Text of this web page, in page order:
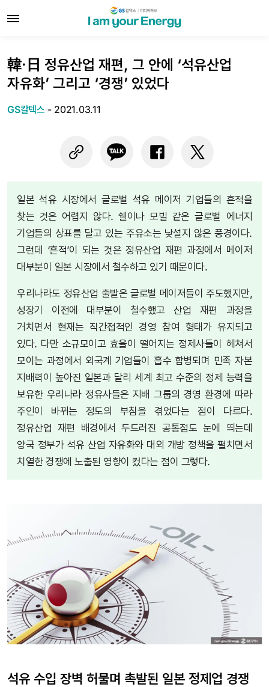
韓·日 정유산업 재편, 그 안에 ‘석유산업
자유화’ 그리고 ‘경쟁’ 있었다
GS칼텍스 - 2021.03.11
일본 석유 시장에서 글로벌 석유 메이저 기업들의 흔적을
찾는 것은 어렵지 않다. 쉘이나 모빌 같은 글로벌 에너지
기업들의 상표를 달고 있는 주유소는 낯설지 않은 풍경이다.
그런데 ‘흔적’이 되는 것은 정유산업 재편 과정에서 메이저
대부분이 일본 시장에서 철수하고 있기 때문이다.
우리나라도 정유산업 출발은 글로벌 메이저들이 주도했지만,
성장기 이전에 대부분이 철수했고 산업 재편 과정을
거치면서 현재는 직간접적인 경영 참여 형태가 유지되고
있다. 다만 소규모이고 효율이 떨어지는 정제사들이 헤쳐서
모이는 과정에서 외국계 기업들이 흡수 합병되며 민족 자본
지배력이 높아진 일본과 달리 세계 최고 수준의 정제 능력을
보유한 우리나라 정유사들은 지배 그룹의 경영 환경에 따라
주인이 바뀌는 정도의 부침을 겪었다는 점이 다르다.
정유산업 재편 배경에서 두드러진 공통점도 눈에 띄는데
양국 정부가 석유 산업 자유화와 대외 개방 정책을 펼치면서
치열한 경쟁에 노출된 영향이 컸다는 점이 그렇다.
석유 수입 장벽 허물며 촉발된 일본 정제업 경쟁